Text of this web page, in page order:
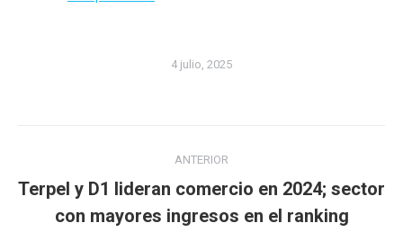
4 julio, 2025
entre
publicaciones
ANTERIOR
Publicación
anterior:
Terpel y D1 lideran comercio en 2024; sector
con mayores ingresos en el ranking